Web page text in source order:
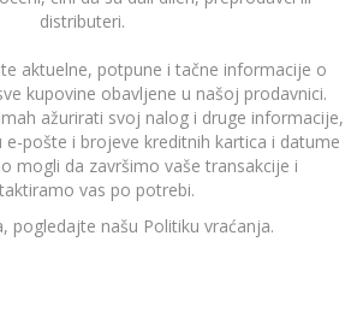
distributeri.
aktuelne, potpune i tačne informacije o
kupovine obavljene u našoj prodavnici.
ažurirati svoj nalog i druge informacije,
e-pošte i brojeve kreditnih kartica i datume
mogli da završimo vaše transakcije i
vas po potrebi.
pogledajte našu Politiku vraćanja.